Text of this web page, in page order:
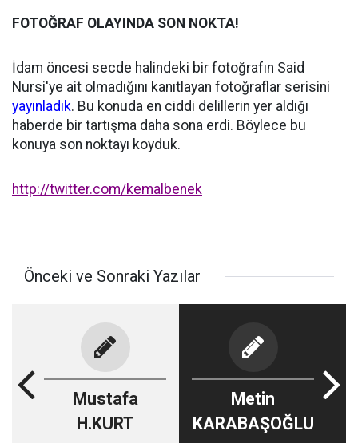
FOTOĞRAF OLAYINDA SON NOKTA!
İdam öncesi secde halindeki bir fotoğrafın Said
Nursi'ye ait olmadığını kanıtlayan fotoğraflar serisini
yayınladık. Bu konuda en ciddi delillerin yer aldığı
haberde bir tartışma daha sona erdi. Böylece bu
konuya son noktayı koyduk.
http://twitter.com/kemalbenek
Önceki ve Sonraki Yazılar
Mustafa
H.KURT
Metin
KARABAŞOĞLU